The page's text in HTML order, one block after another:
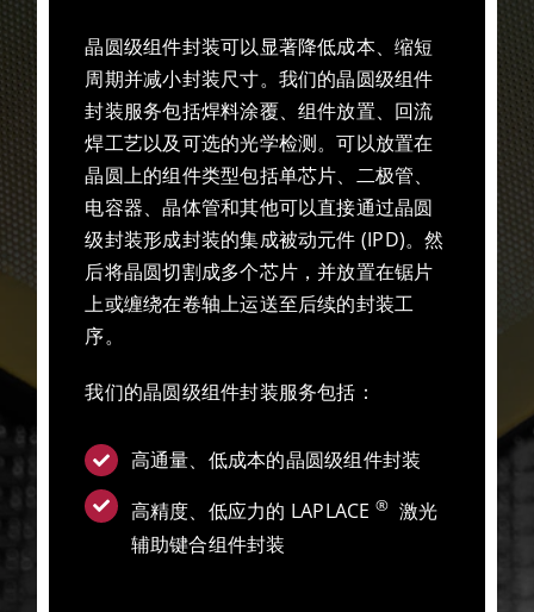
晶圆级组件封装可以显著降低成本、缩短
周期并减小封装尺寸。我们的晶圆级组件
封装服务包括焊料涂覆、组件放置、回流
焊工艺以及可选的光学检测。可以放置在
晶圆上的组件类型包括单芯片、二极管、
电容器、晶体管和其他可以直接通过晶圆
级封装形成封装的集成被动元件 (IPD)。然
后将晶圆切割成多个芯片，并放置在锯片
上或缠绕在卷轴上运送至后续的封装工
序。
我们的晶圆级组件封装服务包括：
高通量、低成本的晶圆级组件封装
高精度、低应力的 LAPLACE ® 激光
辅助键合组件封装